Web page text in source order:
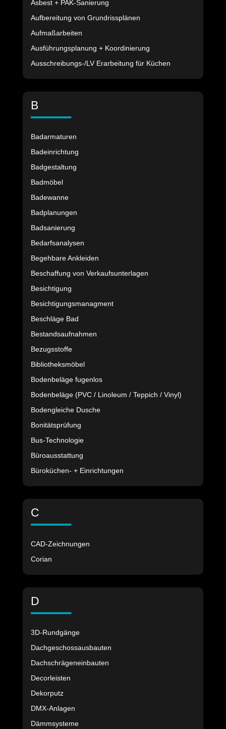
Asbest + PAK-Sanierung
Aufbereitung von Grundrissplänen
Aufmaßarbeiten
Ausführungsplanung + Koordinierung
Ausschreibungs-/LV Erarbeitung für Küchen
B
Badarmaturen
Badeinrichtung
Badgestaltung
Badmöbel
Badewanne
Badplanungen
Badsanierung
Bedarfsanalysen
Begehbare Ankleiden
Beschaffung von Verkaufsunterlagen
Besichtigung
Besichtigungsmanagment
Beschläge Bad
Bestandsaufnahmen
Bezugsstoffe
Bibliotheksmöbel
Bodenbeläge fugenlos
Bodenbeläge (PVC / Linoleum / Teppich / Vinyl)
Bodengleiche Dusche
Bonitätsprüfung
Bus-Technologie
Büroausstattung
Büroküchen- + Einrichtungen
C
CAD-Zeichnungen
Corian
D
3D-Rundgänge
Dachgeschossausbauten
Dachschrägeneinbauten
Decorleisten
Dekorputz
DMX-Anlagen
Dämmsysteme